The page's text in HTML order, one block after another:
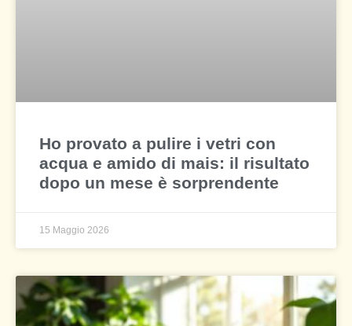
Ho provato a pulire i vetri con
acqua e amido di mais: il risultato
dopo un mese è sorprendente
15 Maggio 2026